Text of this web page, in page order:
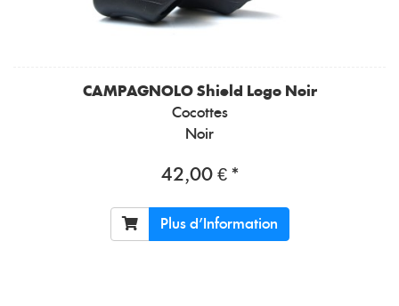
CAMPAGNOLO Shield Logo Noir
Cocottes
Noir
42,00 € *
Plus d'Information